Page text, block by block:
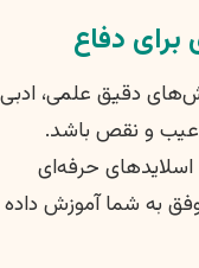
دقیق علمی، ادبی
و نقص باشد.
حرفه‌ای
به شما آموزش داده